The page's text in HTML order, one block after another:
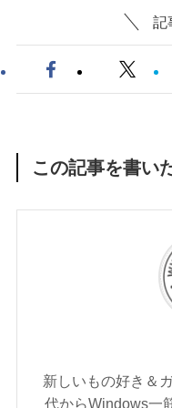
記
この記事を書い
新しいもの好き＆
代からWindows一